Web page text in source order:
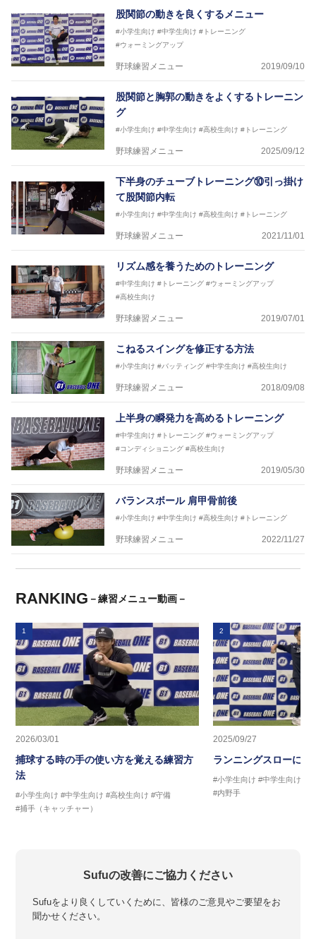
股関節の動きを良くするメニュー
#小学生向け #中学生向け #トレーニング
#ウォーミングアップ
野球練習メニュー 2019/09/10
股関節と胸郭の動きをよくするトレーニン
グ
#小学生向け #中学生向け #高校生向け #トレーニング
野球練習メニュー 2025/09/12
下半身のチューブトレーニング⑩引っ掛け
て股関節内転
#小学生向け #中学生向け #高校生向け #トレーニング
野球練習メニュー 2021/11/01
リズム感を養うためのトレーニング
#中学生向け #トレーニング #ウォーミングアップ
#高校生向け
野球練習メニュー 2019/07/01
こねるスイングを修正する方法
#小学生向け #バッティング #中学生向け #高校生向け
野球練習メニュー 2018/09/08
上半身の瞬発力を高めるトレーニング
#中学生向け #トレーニング #ウォーミングアップ
#コンディショニング #高校生向け
野球練習メニュー 2019/05/30
バランスボール 肩甲骨前後
#小学生向け #中学生向け #高校生向け #トレーニング
野球練習メニュー 2022/11/27
RANKING －練習メニュー動画－
1
2026/03/01
捕球する時の手の使い方を覚える練習方
法
#小学生向け #中学生向け #高校生向け #守備
#捕手（キャッチャー）
2
2025/09/27
ランニングスローに繋
#小学生向け #中学生向け
#内野手
Sufuの改善にご協力ください
Sufuをより良くしていくために、皆様のご意見やご要望をお
聞かせください。